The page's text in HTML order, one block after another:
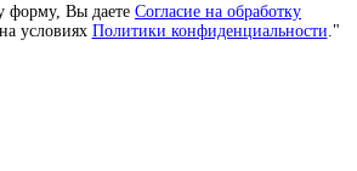
форму, Вы даете Согласие на обработку
условиях Политики конфиденциальности ."